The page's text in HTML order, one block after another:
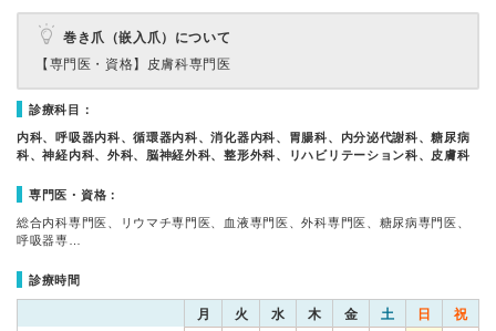
巻き爪（嵌入爪）について
【専門医・資格】 皮膚科専門医
診療科目：
内科、呼吸器内科、循環器内科、消化器内科、胃腸科、内分泌代謝科、糖尿病
科、神経内科、外科、脳神経外科、整形外科、リハビリテーション科、皮膚科
専門医・資格：
総合内科専門医、リウマチ専門医、血液専門医、外科専門医、糖尿病専門医、
呼吸器専…
診療時間
月 火 水 木 金 土 日 祝